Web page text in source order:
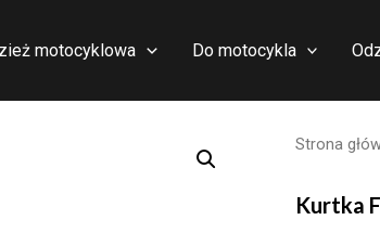
motocyklowa Do motocykla
Strona
Kurtka